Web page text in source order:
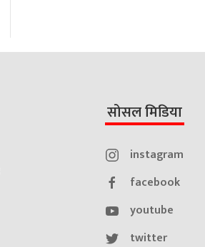
सोसल मिडिया
instagram
facebook
youtube
twitter